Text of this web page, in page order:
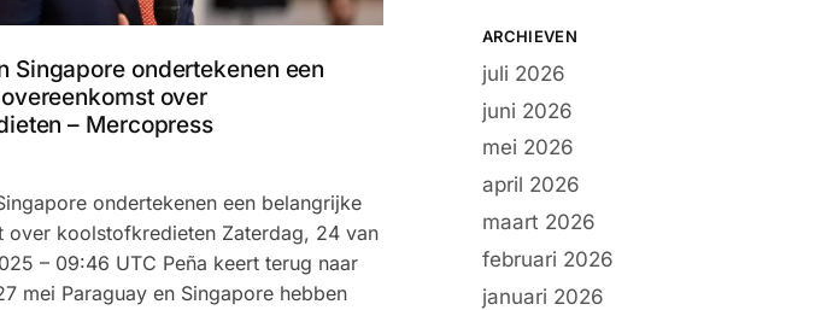
Singapore ondertekenen een
over
– Mercopress
ondertekenen een belangrijke
over koolstofkredieten Zaterdag, 24 van
– 09:46 UTC Peña keert terug naar
mei Paraguay en Singapore hebben
ARCHIEVEN
juli 2026
juni 2026
mei 2026
april 2026
maart 2026
februari 2026
januari 2026